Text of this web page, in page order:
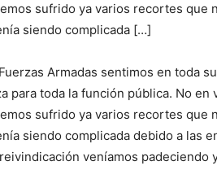
sufrido ya varios recortes que
siendo complicada […]
Armadas sentimos en toda
para toda la función pública. No en
sufrido ya varios recortes que
siendo complicada debido a las
veníamos padeciendo